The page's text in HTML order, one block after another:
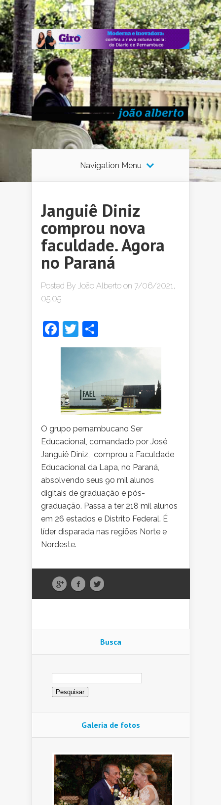
Navigation Menu
Janguiê Diniz
comprou nova
faculdade. Agora
no Paraná
Posted By João Alberto on 7/06/2021,
05:05
Facebook
Twitter
O grupo pernambucano Ser
Educacional, comandado por José
Janguiê Diniz, comprou a Faculdade
Educacional da Lapa, no Paraná,
absolvendo seus 90 mil alunos
digitais de graduação e pós-
graduação. Passa a ter 218 mil alunos
em 26 estados e Distrito Federal. É
líder disparada nas regiões Norte e
Nordeste.
Busca
Pesquisar
por:
Galeria de fotos